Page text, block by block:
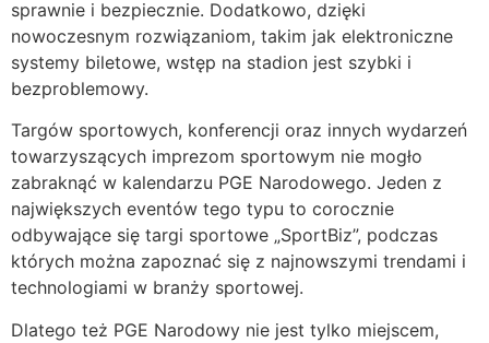
sprawnie i bezpiecznie. Dodatkowo, dzięki
nowoczesnym rozwiązaniom, takim jak elektroniczne
systemy biletowe, wstęp na stadion jest szybki i
bezproblemowy.
Targów sportowych, konferencji oraz innych wydarzeń
towarzyszących imprezom sportowym nie mogło
zabraknąć w kalendarzu PGE Narodowego. Jeden z
największych eventów tego typu to corocznie
odbywające się targi sportowe „SportBiz”, podczas
których można zapoznać się z najnowszymi trendami i
technologiami w branży sportowej.
Dlatego też PGE Narodowy nie jest tylko miejscem,